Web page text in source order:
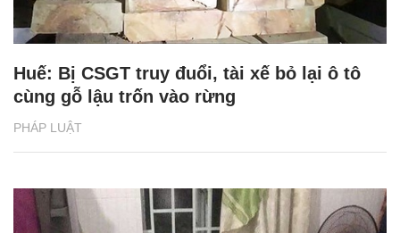
PHÁP LUẬT
Huế: Bị CSGT truy đuổi, tài xế bỏ lại ô tô
cùng gỗ lậu trốn vào rừng